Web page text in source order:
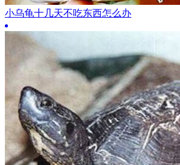
小乌龟十几天不吃东西怎么办